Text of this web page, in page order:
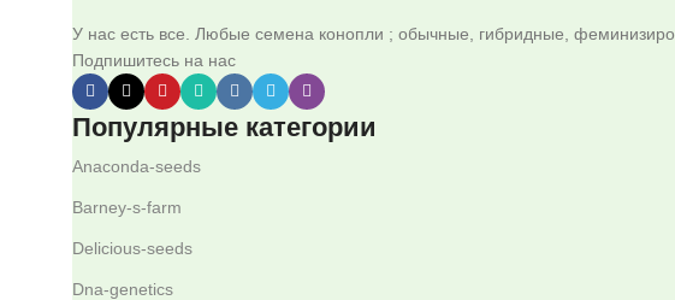
У нас есть все. Любые семена конопли ; обычные, гибридные,
Подпишитесь на нас
Популярные категории
Anaconda-seeds
Barney-s-farm
Delicious-seeds
Dna-genetics